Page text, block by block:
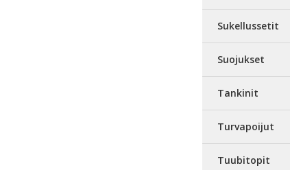
Sukellussetit
Suojukset
Tankinit
Turvapoijut
Tuubitopit